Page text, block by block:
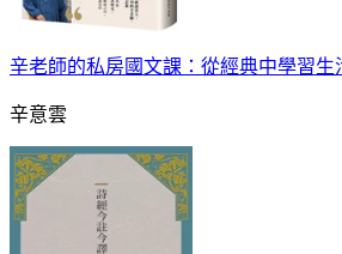
辛老師的私房國文課：從經典中學習生
辛意雲